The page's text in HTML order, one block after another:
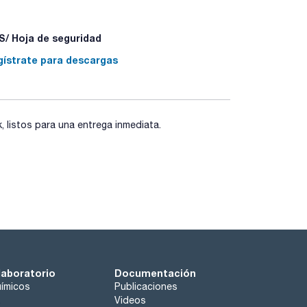
Hoja de seguridad
para descargas
para una entrega inmediata.
Documentación
Publicaciones
Videos